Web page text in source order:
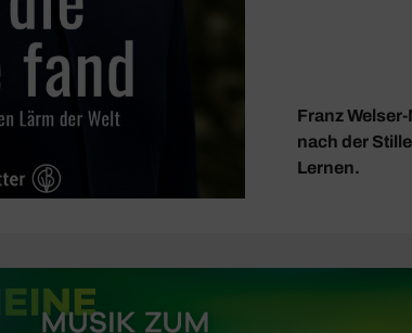
Franz
nach der
Lernen.